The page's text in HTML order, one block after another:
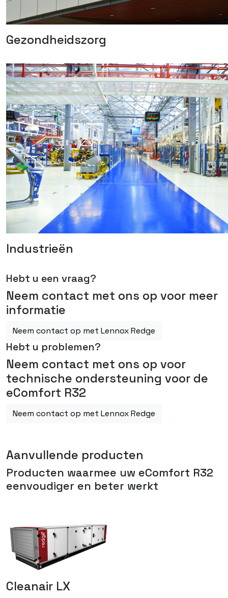
Gezondheidszorg
Industrieën
Hebt u een vraag?
Neem contact met ons op voor meer
informatie
Neem contact op met Lennox Redge
Hebt u problemen?
Neem contact met ons op voor
technische ondersteuning voor de
eComfort R32
Neem contact op met Lennox Redge
Aanvullende producten
Producten waarmee uw eComfort R32
eenvoudiger en beter werkt
Cleanair LX